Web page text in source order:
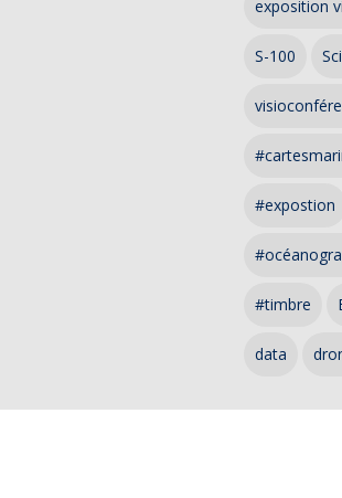
exposition
S-100
#expostion
#timbre
data